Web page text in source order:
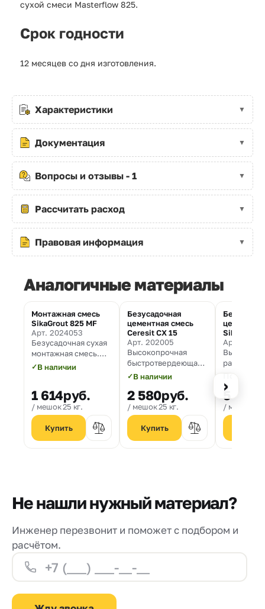
сухой смеси Masterflow 825.
Срок годности
12 месяцев со дня изготовления.
Характеристики
Документация
Вопросы и отзывы - 1
Рассчитать расход
Правовая информация
Аналогичные материалы
Монтажная смесь
SikaGrout 825 MF
Арт. 2024053
Безусадочная сухая
монтажная смесь.
Максимальная
✓В наличии
1 614руб.
мешок 25 кг.
Безусадочная
цементная смесь
Ceresit CX 15
Арт. 202005
Высокопрочная
быстротвердеющая
монтажная смесь
✓В наличии
2 580руб.
мешок 25 кг.
SikaGrout
Арт.
раствор на
Толщина
от 25 до
По
5 000
мешок 25
›
Не нашли нужный материал?
Инженер перезвонит и поможет с подбором и
расчётом.